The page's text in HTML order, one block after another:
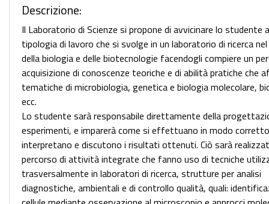
Descrizione:
Il Laboratorio di Scienze si propone di avvicinare lo studente
tipologia di lavoro che si svolge in un laboratorio di ricerca
della biologia e delle biotecnologie facendogli compiere un
acquisizione di conoscenze teoriche e di abilità pratiche che
tematiche di microbiologia, genetica e biologia molecolare,
ecc.
Lo studente sarà responsabile direttamente della
esperimenti, e imparerà come si effettuano in modo
interpretano e discutono i risultati ottenuti. Ciò sarà
percorso di attività integrate che fanno uso di tecniche
trasversalmente in laboratori di ricerca, strutture per analisi
diagnostiche, ambientali e di controllo qualità, quali: